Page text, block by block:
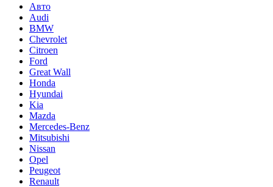
Авто
Audi
BMW
Chevrolet
Citroen
Ford
Great Wall
Honda
Hyundai
Kia
Mazda
Mercedes-Benz
Mitsubishi
Nissan
Opel
Peugeot
Renault